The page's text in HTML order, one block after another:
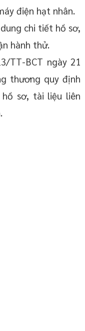
điện hạt nhân.
chi tiết hồ sơ,
hành thử.
TT-BCT ngày 21
thương quy định
sơ, tài liệu liên